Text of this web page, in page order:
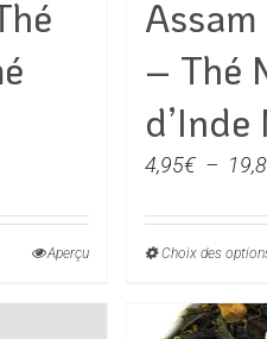
Aperçu
Assam
– Thé
d’Inde
4,95€ –
Choix des